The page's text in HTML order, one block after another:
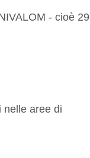
- cioè 29
nelle aree di